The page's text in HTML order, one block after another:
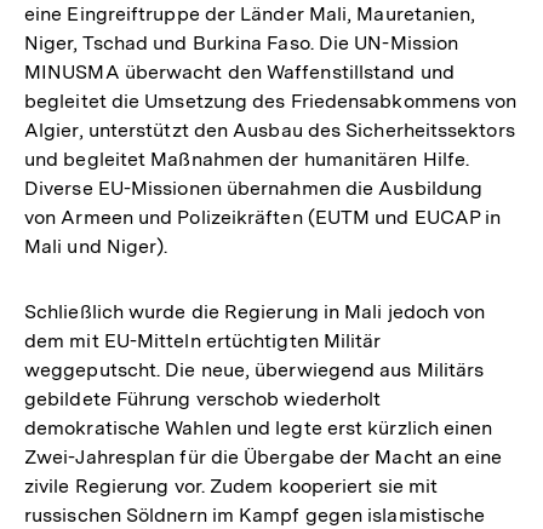
der
Fußnote
eine Eingreiftruppe der Länder Mali, Mauretanien,
Niger, Tschad und Burkina Faso. Die UN-Mission
MINUSMA überwacht den Waffenstillstand und
begleitet die Umsetzung des Friedensabkommens von
Algier, unterstützt den Ausbau des Sicherheitssektors
und begleitet Maßnahmen der humanitären Hilfe.
Diverse EU-Missionen übernahmen die Ausbildung
von Armeen und Polizeikräften (EUTM und EUCAP in
Mali und Niger).
Schließlich wurde die Regierung in Mali jedoch von
dem mit EU-Mitteln ertüchtigten Militär
weggeputscht. Die neue, überwiegend aus Militärs
gebildete Führung verschob wiederholt
demokratische Wahlen und legte erst kürzlich einen
Zwei-Jahresplan für die Übergabe der Macht an eine
zivile Regierung vor. Zudem kooperiert sie mit
russischen Söldnern im Kampf gegen islamistische